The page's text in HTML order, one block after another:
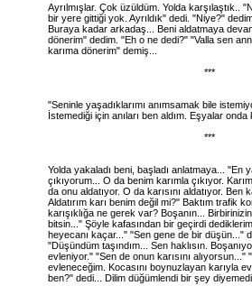
Ayrılmışlar. Çok üzüldüm. Yolda karşılaştık..
bir yere gittiği yok. Ayrıldık" dedi. "Niye?"
Buraya kadar arkadaş... Beni aldatmaya
dönerim" dedim. "Eh o ne dedi?" "Valla sen
karıma dönerim" demiş...
***
"Seninle yaşadıklarımı anımsamak bile
İstemediği için anıları ben aldım. Eşyalar onda
***
Yolda yakaladı beni, başladı anlatmaya... "En
çıkıyorum... O da benim karımla çıkıyor.
da onu aldatıyor. O da karısını aldatıyor. Ben
Aldatırım karı benim değil mi?" Baktım trafik
karışıklığa ne gerek var? Boşanın...
bitsin..." Şöyle kafasından bir geçirdi
heyecanı kaçar..." "Sen gene de bir düşün..."
"Düşündüm taşındım... Sen haklısın.
evleniyor." "Sen de onun karısını alıyorsun..."
evleneceğim. Kocasını boynuzlayan karıyla
ben?" dedi... Dilim düğümlendi bir şey